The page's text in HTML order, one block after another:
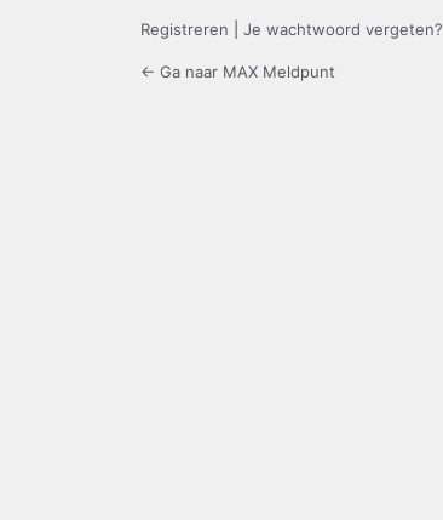
Registreren Je wachtwoord vergeten?
← Ga naar MAX Meldpunt